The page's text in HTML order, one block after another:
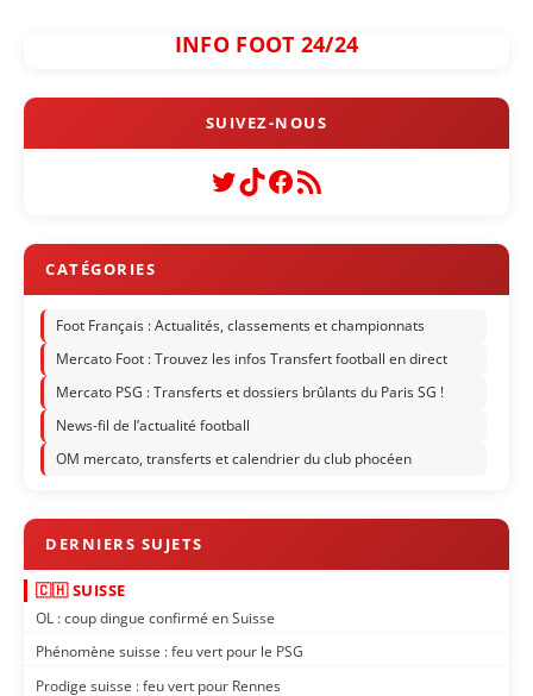
INFO FOOT 24/24
Twitter
TikTok
Facebook
Flux RSS
Foot Français : Actualités, classements et championnats
Mercato Foot : Trouvez les infos Transfert football en direct
Mercato PSG : Transferts et dossiers brûlants du Paris SG !
News-fil de l’actualité football
OM mercato, transferts et calendrier du club phocéen
🇨🇭 SUISSE
OL : coup dingue confirmé en Suisse
Phénomène suisse : feu vert pour le PSG
Prodige suisse : feu vert pour Rennes